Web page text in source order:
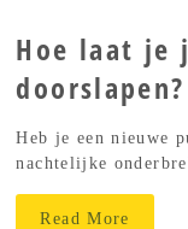
Hoe laat je
doorslapen?
Heb je een nieuwe
nachtelijke
Read More